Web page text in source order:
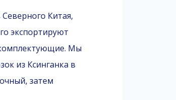
Китая,
экспортируют
Мы
из Ксинганка в
затем